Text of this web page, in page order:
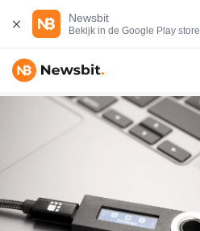
Newsbit
Bekijk in de Google Play store